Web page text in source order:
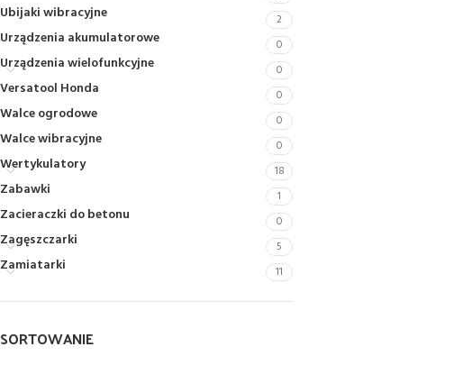
Ubijaki wibracyjne 2
Urządzenia akumulatorowe 0
Urządzenia wielofunkcyjne 0
Versatool Honda 0
Walce ogrodowe 0
Walce wibracyjne 0
Wertykulatory 18
Zabawki 1
Zacieraczki do betonu 0
Zagęszczarki 5
Zamiatarki 11
SORTOWANIE